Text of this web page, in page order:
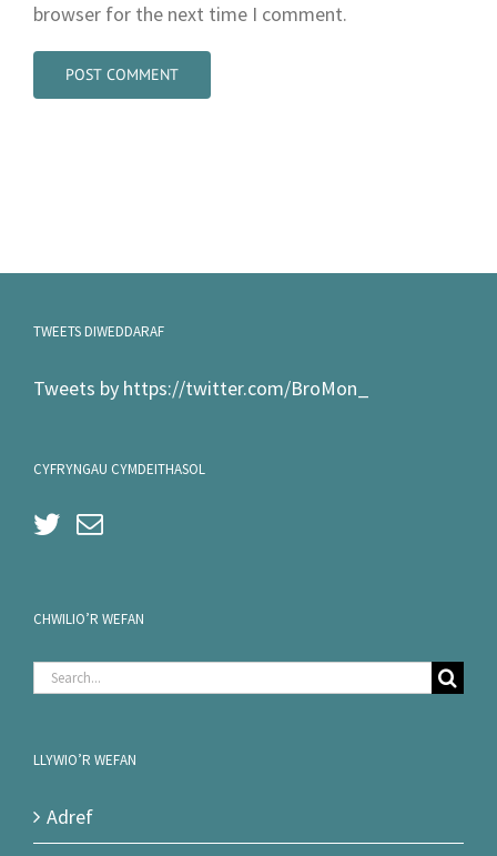
browser for the next time I comment.
TWEETS DIWEDDARAF
Tweets by https://twitter.com/BroMon_
CYFRYNGAU CYMDEITHASOL
CHWILIO’R WEFAN
Search
LLYWIO’R WEFAN
Adref